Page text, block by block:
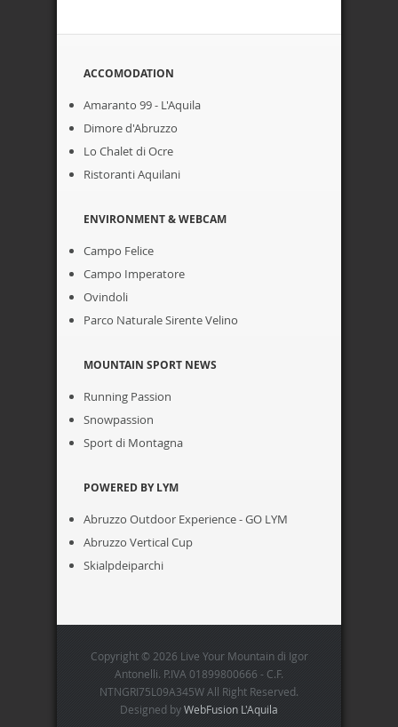
ACCOMODATION
Amaranto 99 - L'Aquila
Dimore d'Abruzzo
Lo Chalet di Ocre
Ristoranti Aquilani
ENVIRONMENT & WEBCAM
Campo Felice
Campo Imperatore
Ovindoli
Parco Naturale Sirente Velino
MOUNTAIN SPORT NEWS
Running Passion
Snowpassion
Sport di Montagna
POWERED BY LYM
Abruzzo Outdoor Experience - GO LYM
Abruzzo Vertical Cup
Skialpdeiparchi
Copyright © 2026 Live Your Mountain di Igor
Antonelli. P.IVA 01899800666 - C.F.
NTNGRI75L09A345W All Right Reserved.
Designed byWebFusion L'Aquila